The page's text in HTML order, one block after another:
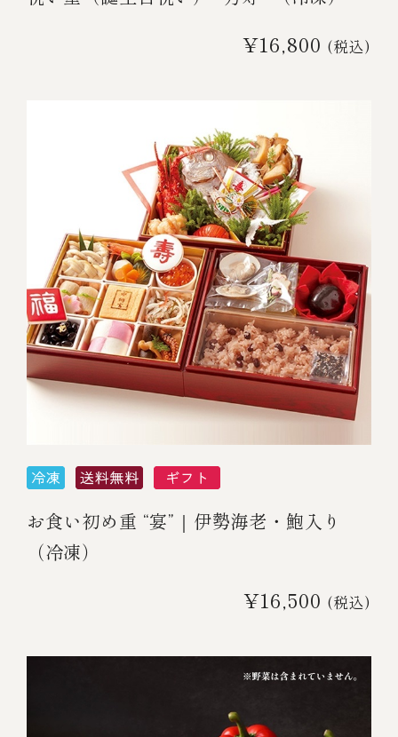
¥16,800 (税込)
お食い初め重 “宴”｜伊勢海老・鮑入り
（冷凍）
¥16,500 (税込)